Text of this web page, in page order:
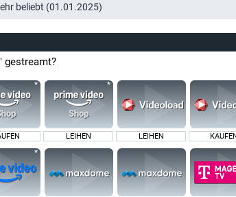
beliebt (01.01.2025)
gestreamt?
LEIHEN LEIHEN